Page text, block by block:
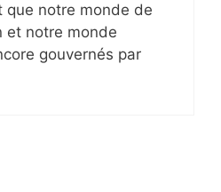
que notre monde de
et notre monde
gouvernés par